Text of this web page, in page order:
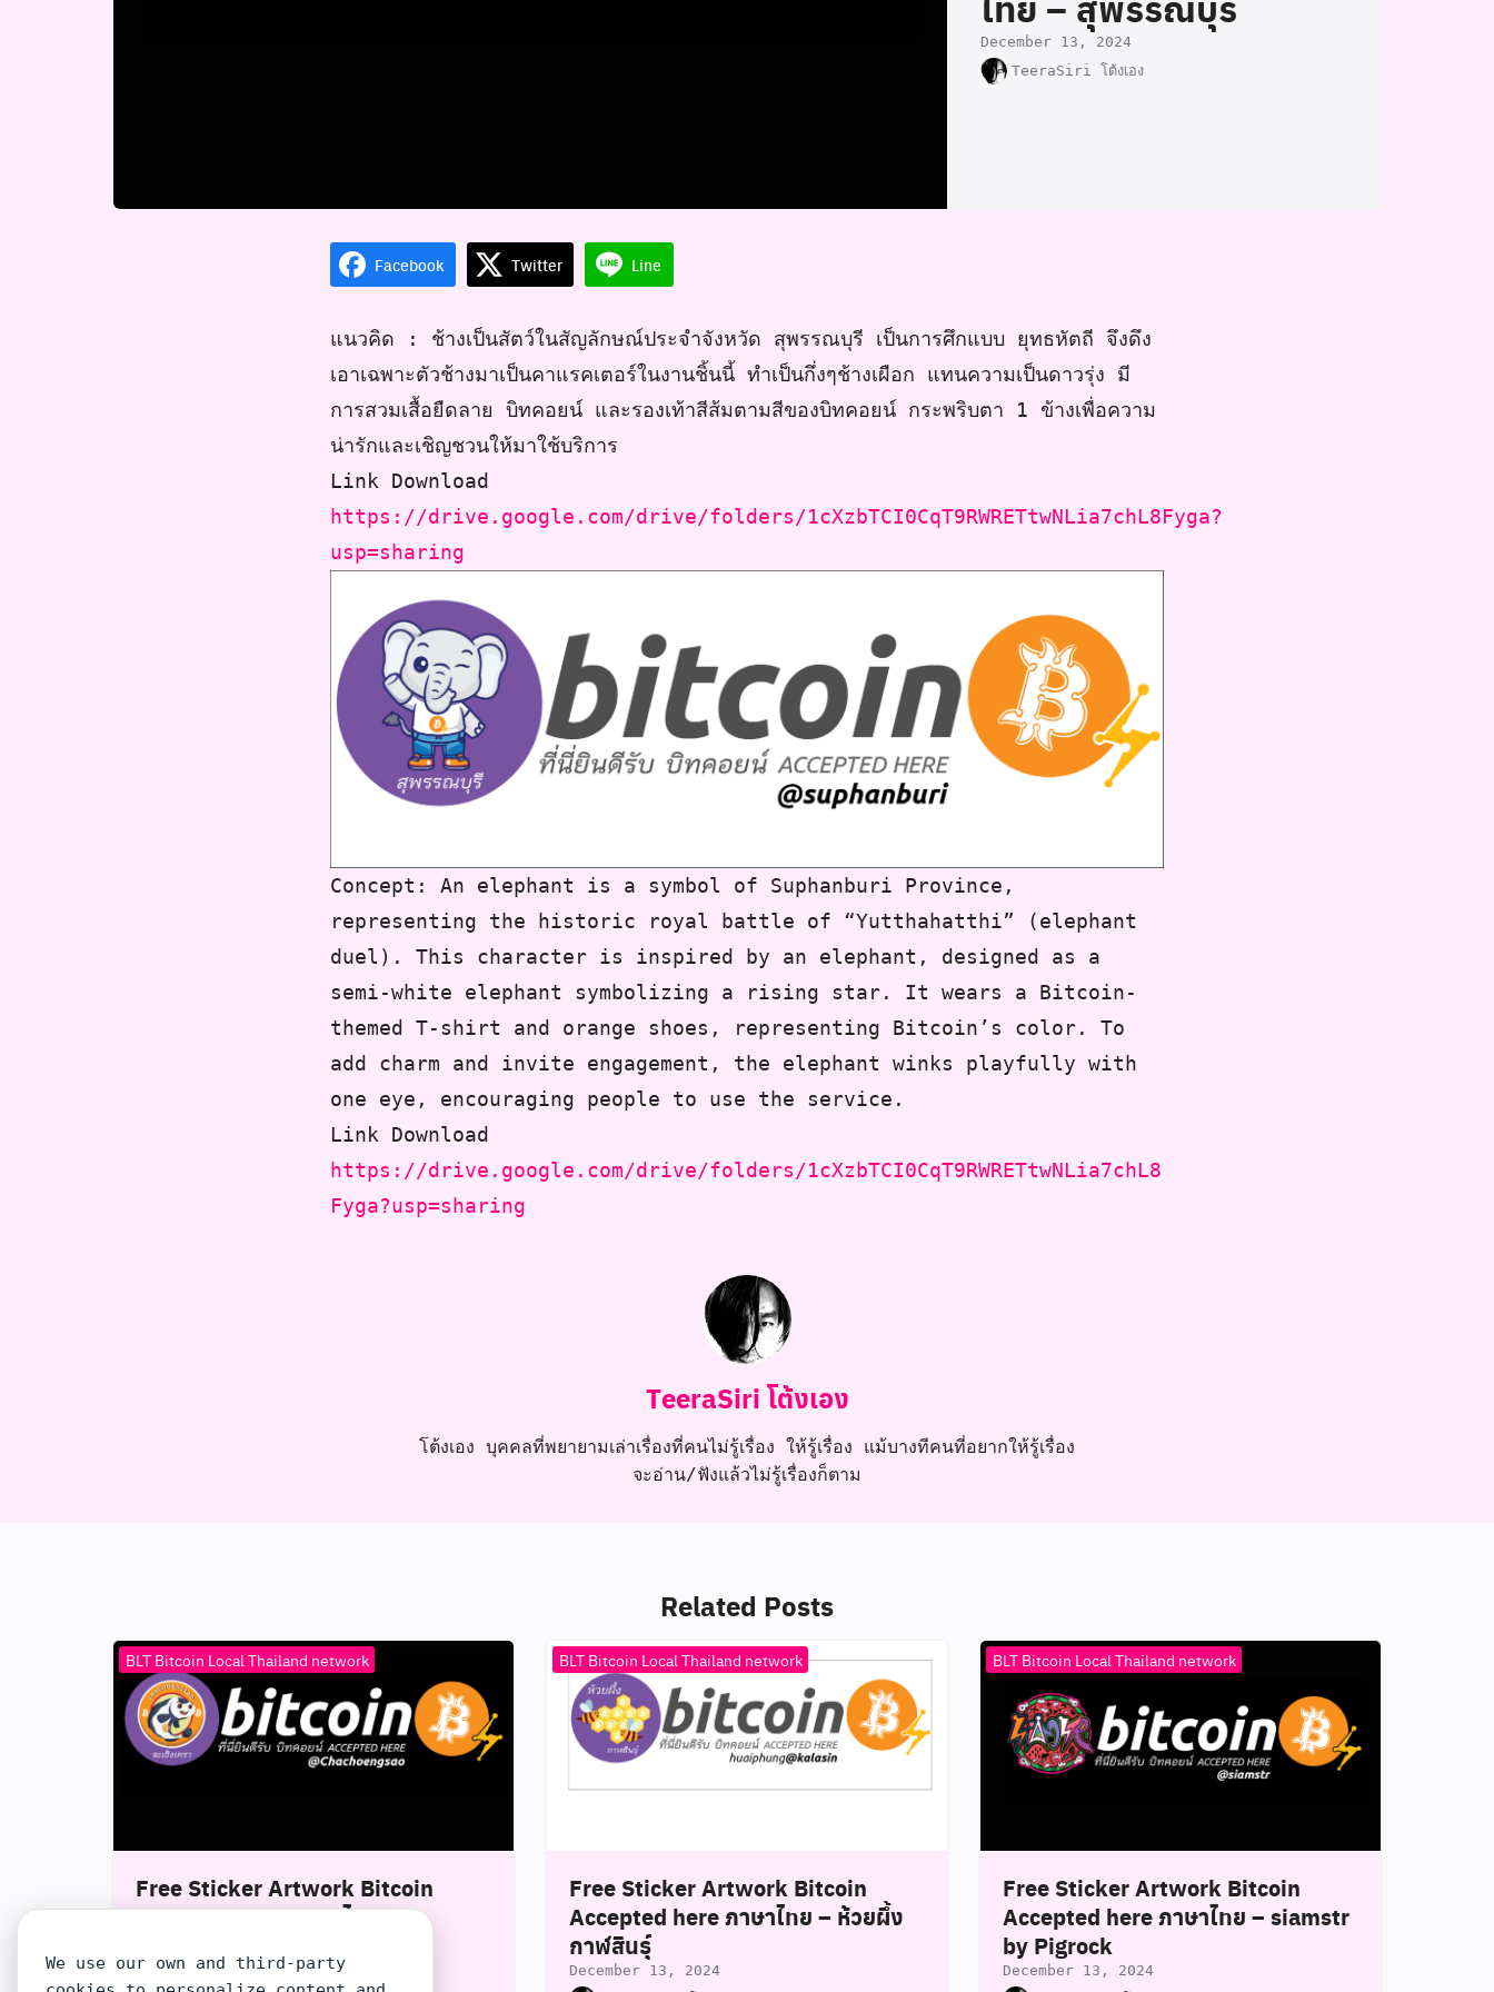
December 13, 2024
TeeraSiri โต้งเอง
Facebook Twitter Line
แนวคิด : ช้างเป็นสัตว์ในสัญลักษณ์ประจำจังหวัด สุพรรณบุรี เป็นการศึกแบบ ยุทธหัตถี จึงดึง
เอาเฉพาะตัวช้างมาเป็นคาแรคเตอร์ในงานชิ้นนี้ ทำเป็นกึ่งๆช้างเผือก แทนความเป็นดาวรุ่ง มี
การสวมเสื้อยืดลาย บิทคอยน์ และรองเท้าสีส้มตามสีของบิทคอยน์ กระพริบตา 1 ข้างเพื่อความ
น่ารักและเชิญชวนให้มาใช้บริการ
Link Download
https://drive.google.com/drive/folders/1cXzbTCI0CqT9RWRETtwNLia7chL8Fyga?
usp=sharing
Concept: An elephant is a symbol of Suphanburi Province,
representing the historic royal battle of “Yutthahatthi” (elephant
duel). This character is inspired by an elephant, designed as a
semi-white elephant symbolizing a rising star. It wears a Bitcoin-
themed T-shirt and orange shoes, representing Bitcoin’s color. To
add charm and invite engagement, the elephant winks playfully with
one eye, encouraging people to use the service.
Link Download
https://drive.google.com/drive/folders/1cXzbTCI0CqT9RWRETtwNLia7chL8
Fyga?usp=sharing
TeeraSiri โต้งเอง
โต้งเอง บุคคลที่พยายามเล่าเรื่องที่คนไม่รู้เรื่อง ให้รู้เรื่อง แม้บางทีคนที่อยากให้รู้เรื่อง
จะอ่าน/ฟังแล้วไม่รู้เรื่องก็ตาม
Related Posts
BLT Bitcoin Local Thailand network
Free Sticker Artwork Bitcoin
Accepted here ภาษาไทย –
December 13, 2024
BLT Bitcoin Local Thailand network
Free Sticker Artwork Bitcoin
Accepted here ภาษาไทย – ห้วยผึ้ง
กาฬสินธุ์
December 13, 2024
BLT Bitcoin Local Thailand network
Free Sticker Artwork Bitcoin
Accepted here ภาษาไทย – siamstr
by Pigrock
December 13, 2024
We use our own and third-party